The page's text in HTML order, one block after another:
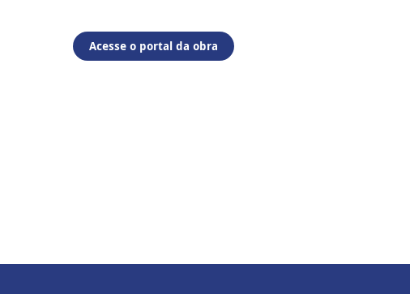
Acesse o portal da obra